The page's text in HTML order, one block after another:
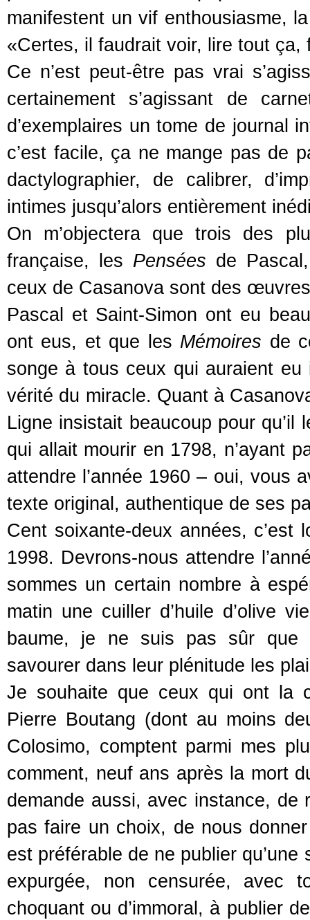
manifestent un vif enthousiasme,
«Certes, il faudrait voir, lire tout
Ce n’est peut-être pas vrai
certainement s’agissant de
d’exemplaires un tome de journal
c’est facile, ça ne mange pas de
dactylographier, de calibrer,
intimes jusqu’alors entièrement
On m’objectera que trois des
française, les Pensées de
ceux de Casanova sont des
Pascal et Saint-Simon ont eu
ont eus, et que les Mémoires de
songe à tous ceux qui auraient
vérité du miracle. Quant à
Ligne insistait beaucoup pour
qui allait mourir en 1798, n’ayant
attendre l’année 1960 – oui, vous
texte original, authentique de ses
Cent soixante-deux années,
1998. Devrons-nous attendre
sommes un certain nombre à
matin une cuiller d’huile d’olive
baume, je ne suis pas sûr que
savourer dans leur plénitude les
Je souhaite que ceux qui ont la
Pierre Boutang (dont au moins
Colosimo, comptent parmi mes
comment, neuf ans après la mort
demande aussi, avec instance,
pas faire un choix, de nous
est préférable de ne publier
expurgée, non censurée, avec
choquant ou d’immoral, à publier